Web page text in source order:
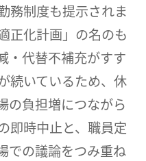
務制度も提示されま
正化計画」の名のも
・代替不補充がすす
続いているため、休
の負担増につながら
即時中止と、職員定
での議論をつみ重ね